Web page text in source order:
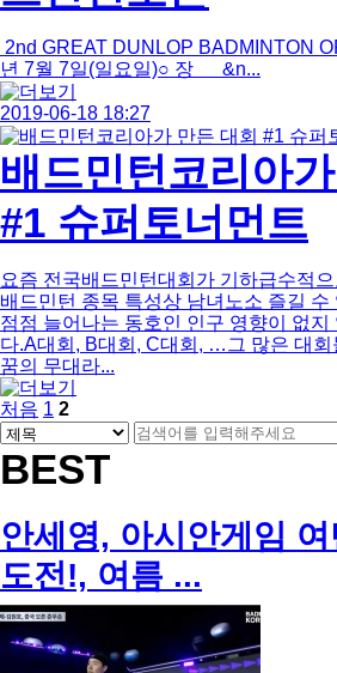
2nd GREAT DUNLOP
년 7월 7일(일요일)○ 장 &n...
2019-06-18 18:27
배드민턴코리아
#1 슈퍼토너먼트
요즘 전국배드민턴대회가 기하급수적
배드민턴 종목 특성상 남녀노소 즐길
점점 늘어나는 동호인 인구 영향이 없지
다.A대회, B대회, C대회, …그 많은 대회
꿈의 무대라...
처음 1 페
이
지
열
린
2
이
지
게
시
물
검
색
검
색
대
검
색
BEST
안세영, 아시안게임 여
도전!, 여름 ...